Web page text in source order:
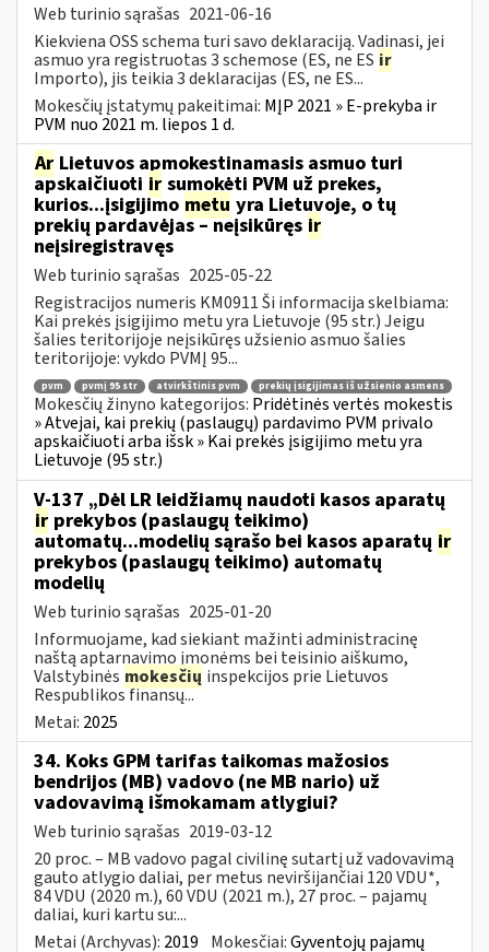
Web turinio sąrašas 2021-06-16
Kiekviena OSS schema turi savo deklaraciją. Vadinasi, jei
asmuo yra registruotas 3 schemose (ES, ne ES ir
Importo), jis teikia 3 deklaracijas (ES, ne ES...
Mokesčių įstatymų pakeitimai: MĮP 2021 » E-prekyba ir
PVM nuo 2021 m. liepos 1 d.
Ar Lietuvos apmokestinamasis asmuo turi
apskaičiuoti ir sumokėti PVM už prekes,
kurios...įsigijimo metu yra Lietuvoje, o tų
prekių pardavėjas – neįsikūręs ir
neįsiregistravęs
Web turinio sąrašas 2025-05-22
Registracijos numeris KM0911 Ši informacija skelbiama:
Kai prekės įsigijimo metu yra Lietuvoje (95 str.) Jeigu
šalies teritorijoje neįsikūręs užsienio asmuo šalies
teritorijoje: vykdo PVMĮ 95...
pvm pvmį 95 str atvirkštinis pvm prekių įsigijimas iš užsienio asmens
Mokesčių žinyno kategorijos: Pridėtinės vertės mokestis
» Atvejai, kai prekių (paslaugų) pardavimo PVM privalo
apskaičiuoti arba išsk » Kai prekės įsigijimo metu yra
Lietuvoje (95 str.)
V-137 „Dėl LR leidžiamų naudoti kasos aparatų
ir prekybos (paslaugų teikimo)
automatų...modelių sąrašo bei kasos aparatų ir
prekybos (paslaugų teikimo) automatų
modelių
Web turinio sąrašas 2025-01-20
Informuojame, kad siekiant mažinti administracinę
naštą aptarnavimo įmonėms bei teisinio aiškumo,
Valstybinės mokesčių inspekcijos prie Lietuvos
Respublikos finansų...
Metai: 2025
34. Koks GPM tarifas taikomas mažosios
bendrijos (MB) vadovo (ne MB nario) už
vadovavimą išmokamam atlygiui?
Web turinio sąrašas 2019-03-12
20 proc. – MB vadovo pagal civilinę sutartį už vadovavimą
gauto atlygio daliai, per metus neviršijančiai 120 VDU*,
84 VDU (2020 m.), 60 VDU (2021 m.), 27 proc. – pajamų
daliai, kuri kartu su:...
Metai (Archyvas): 2019 Mokesčiai:Gyventojų pajamų